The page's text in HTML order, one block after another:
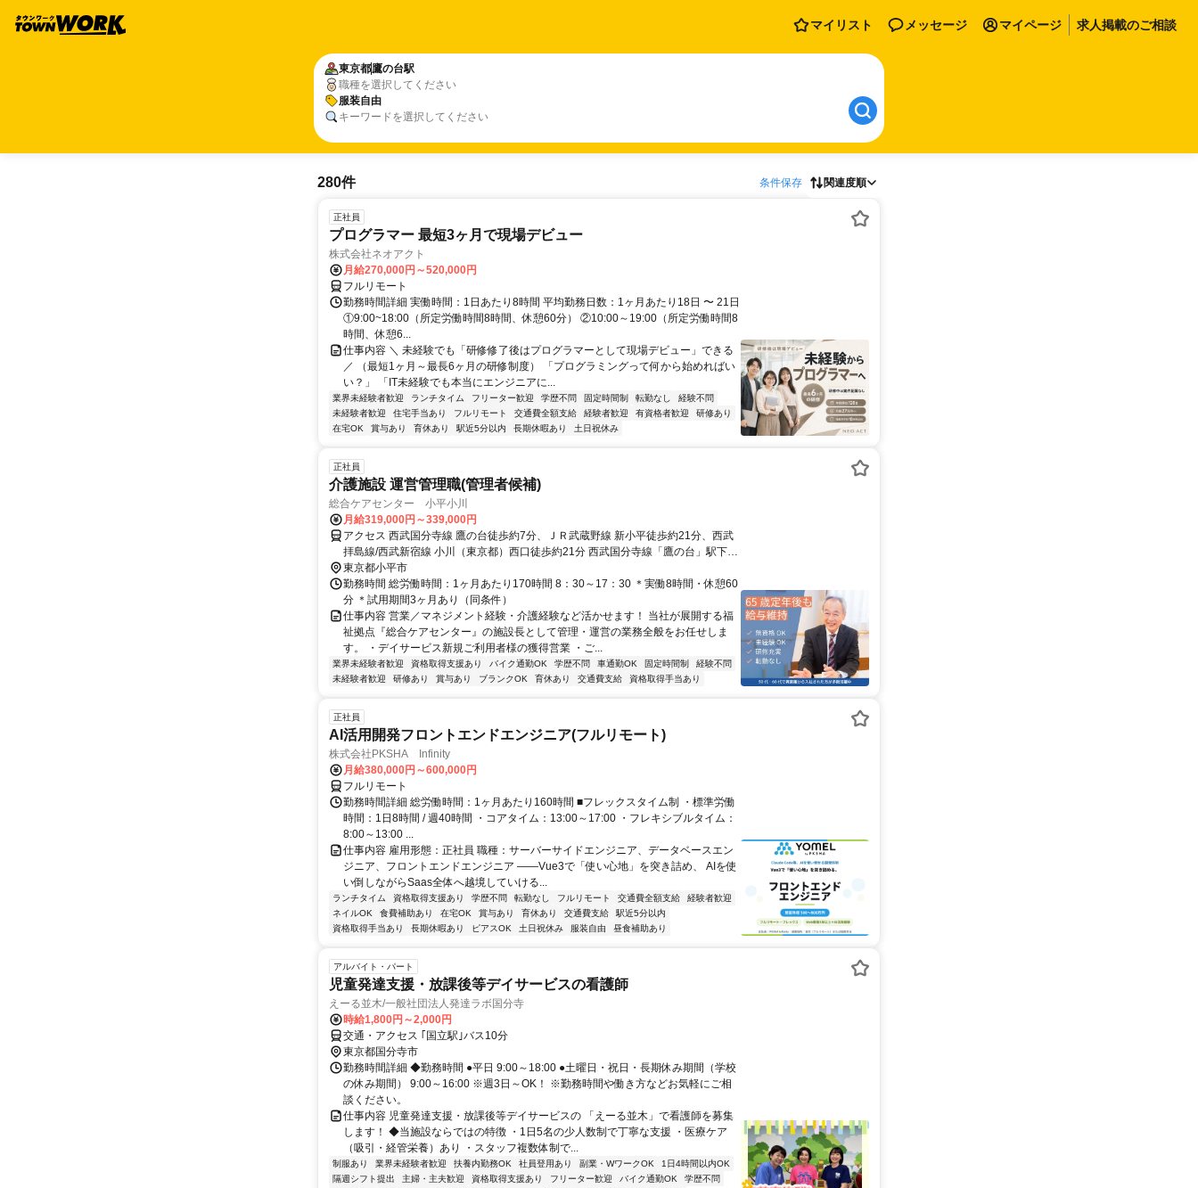
マイリスト メッセージ マイページ 求人掲載のご相談
東京都鷹の台駅
職種を選択してください
服装自由
キーワードを選択してください
280件 条件保存 関連度順
正社員
プログラマー 最短3ヶ月で現場デビュー
株式会社ネオアクト
月給270,000円～520,000円
フルリモート
勤務時間詳細 実働時間：1日あたり8時間 平均勤務日数：1ヶ月あたり18日 〜 21日
①9:00~18:00（所定労働時間8時間、休憩60分） ②10:00～19:00（所定労働時間8
時間、休憩6...
仕事内容 ＼ 未経験でも「研修修了後はプログラマーとして現場デビュー」できる
／ （最短1ヶ月～最長6ヶ月の研修制度） 「プログラミングって何から始めればい
い？」 「IT未経験でも本当にエンジニアに...
業界未経験者歓迎 ランチタイム フリーター歓迎 学歴不問 固定時間制 転勤なし
経験不問
未経験者歓迎
住宅手当あり フルリモート 交通費全額支給 経験者歓迎 有資格者歓迎
研修あり
在宅OK
賞与あり 育休あり 駅近5分以内 長期休暇あり 土日祝休み
正社員
介護施設 運営管理職(管理者候補)
総合ケアセンター 小平小川
月給319,000円～339,000円
アクセス 西武国分寺線 鷹の台徒歩約7分、ＪＲ武蔵野線 新小平徒歩約21分、西武
拝島線/西武新宿線 小川（東京都）西口徒歩約21分 西武国分寺線「鷹の台」駅下車
徒歩９分
東京都小平市
勤務時間 総労働時間：1ヶ月あたり170時間 8：30～17：30 ＊実働8時間・休憩60
分 ＊試用期間3ヶ月あり（同条件）
仕事内容 営業／マネジメント経験・介護経験など活かせます！ 当社が展開する福
祉拠点『総合ケアセンター』の施設長として管理・運営の業務全般をお任せしま
す。 ・デイサービス新規ご利用者様の獲得営業 ・ご...
業界未経験者歓迎 資格取得支援あり バイク通勤OK 学歴不問 車通勤OK 固定時間制
経験不問
未経験者歓迎
研修あり 賞与あり ブランクOK 育休あり 交通費支給 資格取得手当あり
正社員
AI活用開発フロントエンドエンジニア(フルリモート)
株式会社PKSHA Infinity
月給380,000円～600,000円
フルリモート
勤務時間詳細 総労働時間：1ヶ月あたり160時間 ■フレックスタイム制 ・標準労働
時間：1日8時間 / 週40時間 ・コアタイム：13:00～17:00 ・フレキシブルタイム：
8:00～13:00 ...
仕事内容 雇用形態：正社員 職種：サーバーサイドエンジニア、データベースエン
ジニア、フロントエンドエンジニア ――Vue3で「使い心地」を突き詰め、 AIを使
い倒しながらSaas全体へ越境していける...
ランチタイム 資格取得支援あり 学歴不問 転勤なし フルリモート 交通費全額支給
経験者歓迎
ネイルOK
食費補助あり 在宅OK 賞与あり 育休あり 交通費支給
駅近5分以内
資格取得手当あり
長期休暇あり ピアスOK 土日祝休み 服装自由 昼食補助あり
アルバイト・パート
児童発達支援・放課後等デイサービスの看護師
えーる並木/一般社団法人発達ラボ国分寺
時給1,800円～2,000円
交通・アクセス ｢国立駅｣バス10分
東京都国分寺市
勤務時間詳細 ◆勤務時間 ●平日 9:00～18:00 ●土曜日・祝日・長期休み期間（学校
の休み期間） 9:00～16:00 ※週3日～OK！ ※勤務時間や働き方などお気軽にご相
談ください。
仕事内容 児童発達支援・放課後等デイサービスの 「えーる並木」で看護師を募集
します！ ◆当施設ならではの特徴 ・1日5名の少人数制で丁寧な支援 ・医療ケア
（吸引・経管栄養）あり ・スタッフ複数体制で...
制服あり 業界未経験者歓迎 扶養内勤務OK 社員登用あり 副業・WワークOK
1日4時間以内OK
隔週シフト提出
主婦・主夫歓迎 資格取得支援あり フリーター歓迎 バイク通勤OK
学歴不問